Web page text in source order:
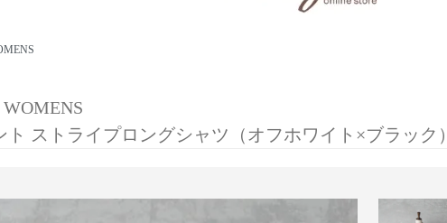
ト ストライプロングシャツ（オフホワイト×ブラック）